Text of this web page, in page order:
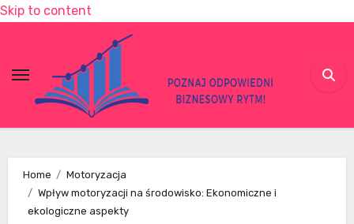
Skip to content
Home
Motoryzacja
Wpływ motoryzacji na środowisko: Ekonomiczne i
ekologiczne aspekty